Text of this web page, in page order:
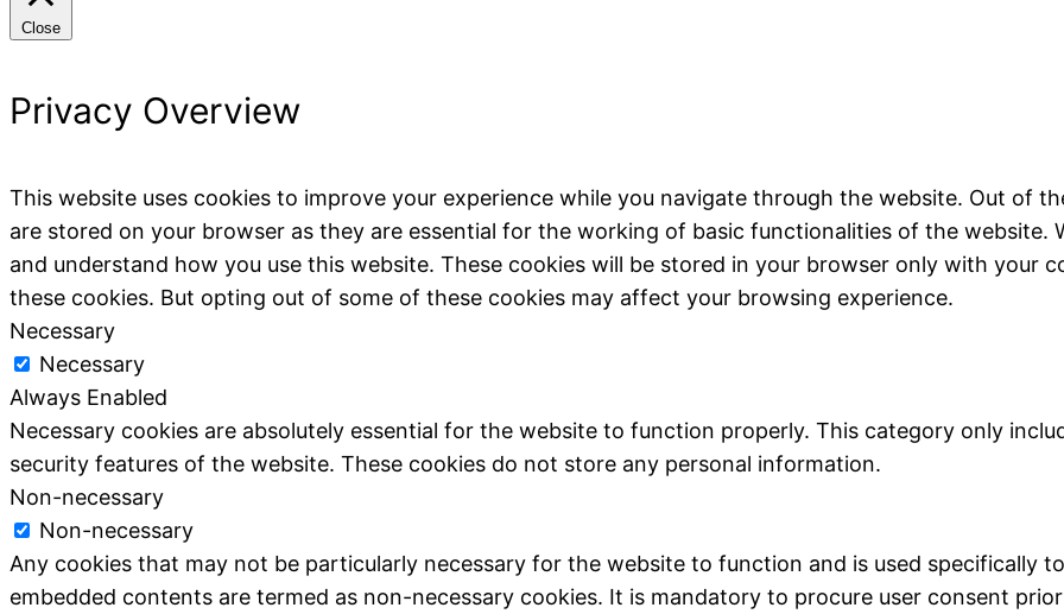
Close
Privacy Overview
This website uses cookies to improve your experience while you navigate through the website. Out of
are stored on your browser as they are essential for the working of basic functionalities of the website.
and understand how you use this website. These cookies will be stored in your browser only with your
these cookies. But opting out of some of these cookies may affect your browsing experience.
Necessary
Necessary
Always Enabled
Necessary cookies are absolutely essential for the website to function properly. This category only
security features of the website. These cookies do not store any personal information.
Non-necessary
Non-necessary
Any cookies that may not be particularly necessary for the website to function and is used specifically
embedded contents are termed as non-necessary cookies. It is mandatory to procure user consent